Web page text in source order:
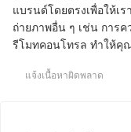
แบรนด์โดยตรงเพื่อให้เ
ถ่ายภาพอื่น ๆ เช่น การ
รีโมทคอนโทรล ทำให้คุ
แจ้งเนื้อหาผิดพลาด